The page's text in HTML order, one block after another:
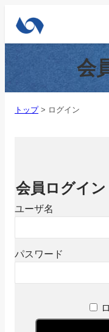
会
トップ> ログイン
会員ログイン
ユーザ名
パスワード